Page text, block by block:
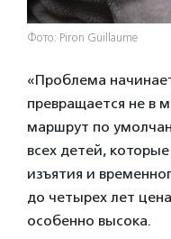
Фото: Piron Guillaume
«Проблема
превращается не в
маршрут по
всех детей,
изъятия и
до четырех лет
особенно высока.